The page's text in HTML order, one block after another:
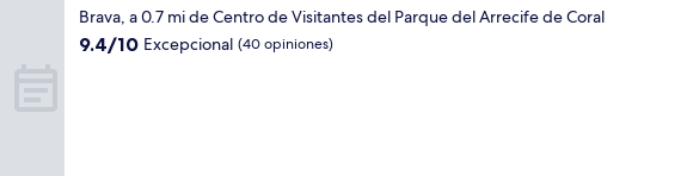
de
3.0
Brava, a 0.7 mi de Centro de Visitantes del Parque del Arrecife de Coral
9.4
9.4/10 Excepcional (40 opiniones)